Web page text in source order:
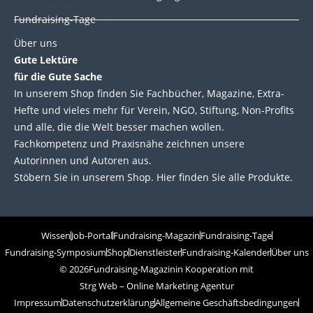
Fundraising-Tage
Über uns
Gute Lektüre
für die Gute Sache
In unserem Shop finden Sie Fachbücher, Magazine, Extra-
Hefte und vieles mehr für Verein, NGO, Stiftung, Non-Profits
und alle, die die Welt besser machen wollen.
Fachkompetenz und Praxisnähe zeichnen unsere
Autorinnen und Autoren aus.
Stöbern Sie in unserem Shop. Hier finden Sie alle Produkte.
WissenJob-PortalFundraising-MagazinFundraising-Tage
Fundraising-SymposiumShopDienstleisterFundraising-KalenderÜber uns
© 2026Fundraising-Magazinin Kooperation mit
Strg Web – Online Marketing Agentur
ImpressumDatenschutzerklärungAllgemeine Geschäftsbedingungen